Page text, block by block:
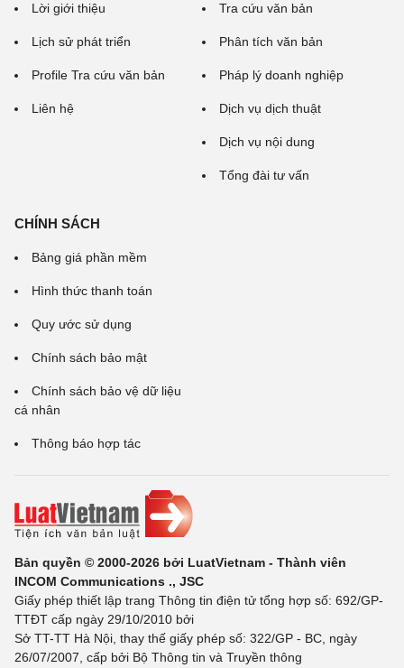
Lời giới thiệu
Lịch sử phát triển
Profile Tra cứu văn bản
Liên hệ
Tra cứu văn bản
Phân tích văn bản
Pháp lý doanh nghiệp
Dịch vụ dịch thuật
Dịch vụ nội dung
Tổng đài tư vấn
CHÍNH SÁCH
Bảng giá phần mềm
Hình thức thanh toán
Quy ước sử dụng
Chính sách bảo mật
Chính sách bảo vệ dữ liệu
cá nhân
Thông báo hợp tác
Bản quyền © 2000-2026 bởi LuatVietnam - Thành viên
INCOM Communications ., JSC
Giấy phép thiết lập trang Thông tin điện tử tổng hợp số: 692/GP-
TTĐT cấp ngày 29/10/2010 bởi
Sở TT-TT Hà Nội, thay thế giấy phép số: 322/GP - BC, ngày
26/07/2007, cấp bởi Bộ Thông tin và Truyền thông